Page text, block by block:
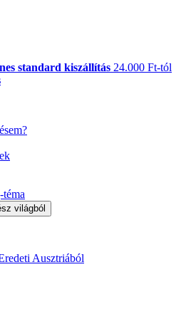
standard kiszállítás 24.000 Ft-tól
Ausztriából